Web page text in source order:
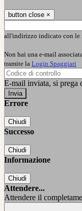
button close ×
all'indirizzo indicato con le
Non hai una e-mail
tramite la Login Spaggiari
E-mail inviata, si prega
Errore
Chiudi
Successo
Chiudi
Informazione
Chiudi
Attendere...
Attendere il